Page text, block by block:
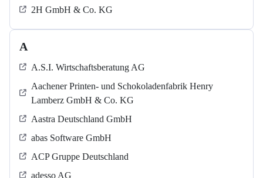
2H GmbH & Co. KG
A
A.S.I. Wirtschaftsberatung AG
Aachener Printen- und Schokoladenfabrik Henry
Lamberz GmbH & Co. KG
Aastra Deutschland GmbH
abas Software GmbH
ACP Gruppe Deutschland
adesso AG